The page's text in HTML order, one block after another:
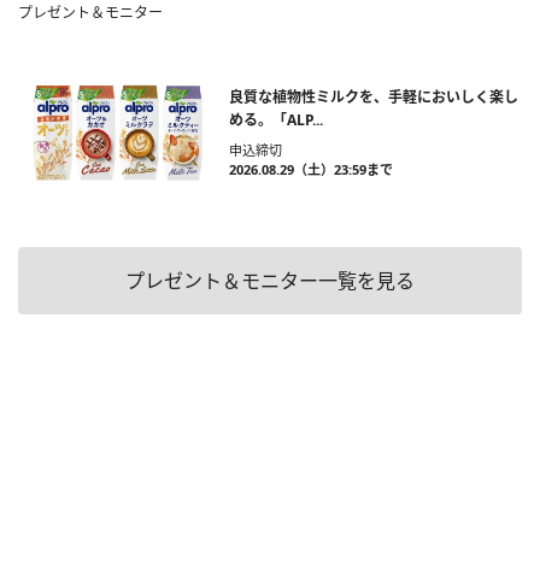
プレゼント＆モニター
良質な植物性ミルクを、手軽においしく楽し
める。「ALP...
申込締切
2026.08.29（土）23:59まで
プレゼント＆モニター一覧を見る